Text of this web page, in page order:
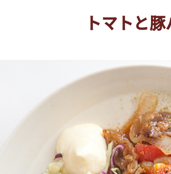
京の七味とうがらし
柚子薬味・山椒
ラー油
たれ
お菓
国産
トマトと